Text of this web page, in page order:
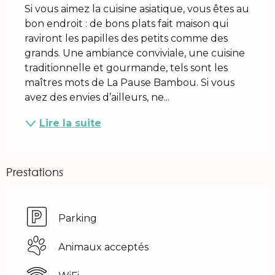
Si vous aimez la cuisine asiatique, vous êtes au
bon endroit : de bons plats fait maison qui
raviront les papilles des petits comme des
grands. Une ambiance conviviale, une cuisine
traditionnelle et gourmande, tels sont les
maîtres mots de La Pause Bambou. Si vous
avez des envies d’ailleurs, ne...
Lire la suite
Prestations
Parking
Animaux acceptés